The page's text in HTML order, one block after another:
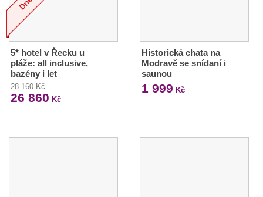
5* hotel v Řecku u
pláže: all inclusive,
bazény i let
28 160 Kč
26 860 Kč
Historická chata na
Modravě se snídaní i
saunou
1 999 Kč